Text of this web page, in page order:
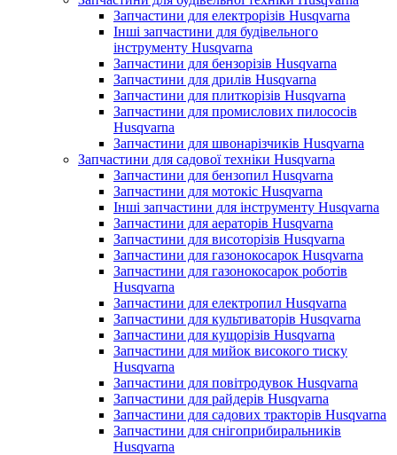
Запчастини для електрорізів Husqvarna
Інші запчастини для будівельного
інструменту Husqvarna
Запчастини для бензорізів Husqvarna
Запчастини для дрилів Husqvarna
Запчастини для плиткорізів Husqvarna
Запчастини для промислових пилососів
Husqvarna
Запчастини для швонарізчиків Husqvarna
Запчастини для садової техніки Husqvarna
Запчастини для бензопил Husqvarna
Запчастини для мотокіс Husqvarna
Інші запчастини для інструменту Husqvarna
Запчастини для аераторів Husqvarna
Запчастини для висоторізів Husqvarna
Запчастини для газонокосарок Husqvarna
Запчастини для газонокосарок роботів
Husqvarna
Запчастини для електропил Husqvarna
Запчастини для культиваторів Husqvarna
Запчастини для кущорізів Husqvarna
Запчастини для мийок високого тиску
Husqvarna
Запчастини для повітродувок Husqvarna
Запчастини для райдерів Husqvarna
Запчастини для садових тракторів Husqvarna
Запчастини для снігоприбиральників
Husqvarna